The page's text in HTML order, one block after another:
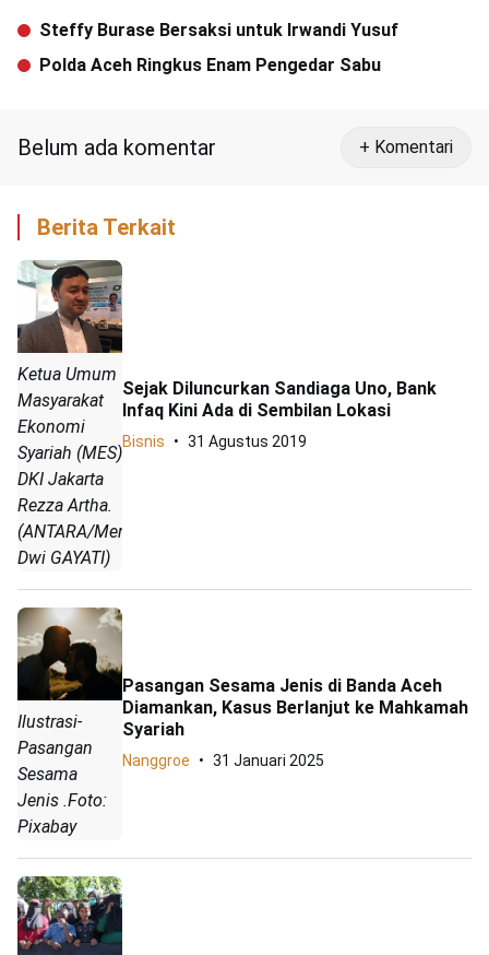
Steffy Burase Bersaksi untuk Irwandi Yusuf
Polda Aceh Ringkus Enam Pengedar Sabu
Belum ada komentar + Komentari
Berita Terkait
Ketua Umum
Masyarakat
Ekonomi
Syariah (MES)
DKI Jakarta
Rezza Artha.
(ANTARA/Mentari
Dwi GAYATI)
Sejak Diluncurkan Sandiaga Uno, Bank
Infaq Kini Ada di Sembilan Lokasi
Bisnis 31 Agustus 2019
Ilustrasi-
Pasangan
Sesama
Jenis .Foto:
Pixabay
Pasangan Sesama Jenis di Banda Aceh
Diamankan, Kasus Berlanjut ke Mahkamah
Syariah
Nanggroe 31 Januari 2025